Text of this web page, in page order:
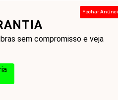
sem compromisso e veja
Fechar
-
para a Vida